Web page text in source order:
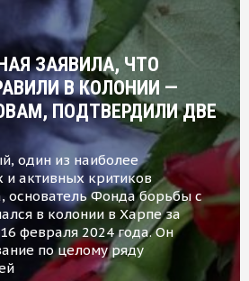
ЗАЯВИЛА, ЧТО
В КОЛОНИИ —
ПОДТВЕРДИЛИ ДВЕ
один из наиболее
и активных критиков
основатель Фонда борьбы с
в колонии в Харпе за
февраля 2024 года. Он
по целому ряду